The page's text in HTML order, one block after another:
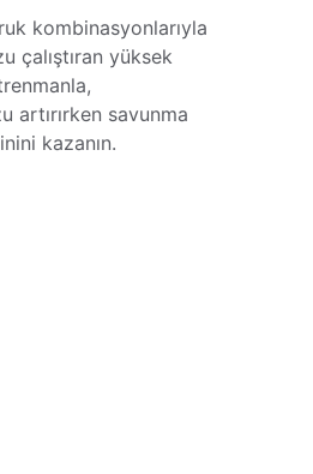
kombinasyonlarıyla
çalıştıran yüksek
artırırken savunma
kazanın.